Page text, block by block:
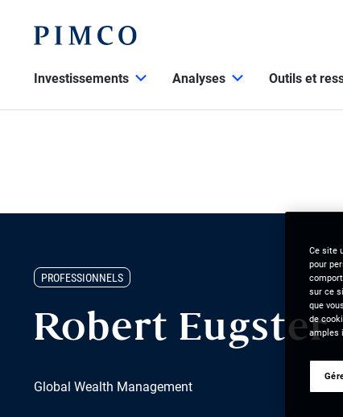
Investissements Analyses Outils et
PROFESSIONNELS
Robert Eugster
Global Wealth Management
Ce site
pour
sur ce
que
de
amples